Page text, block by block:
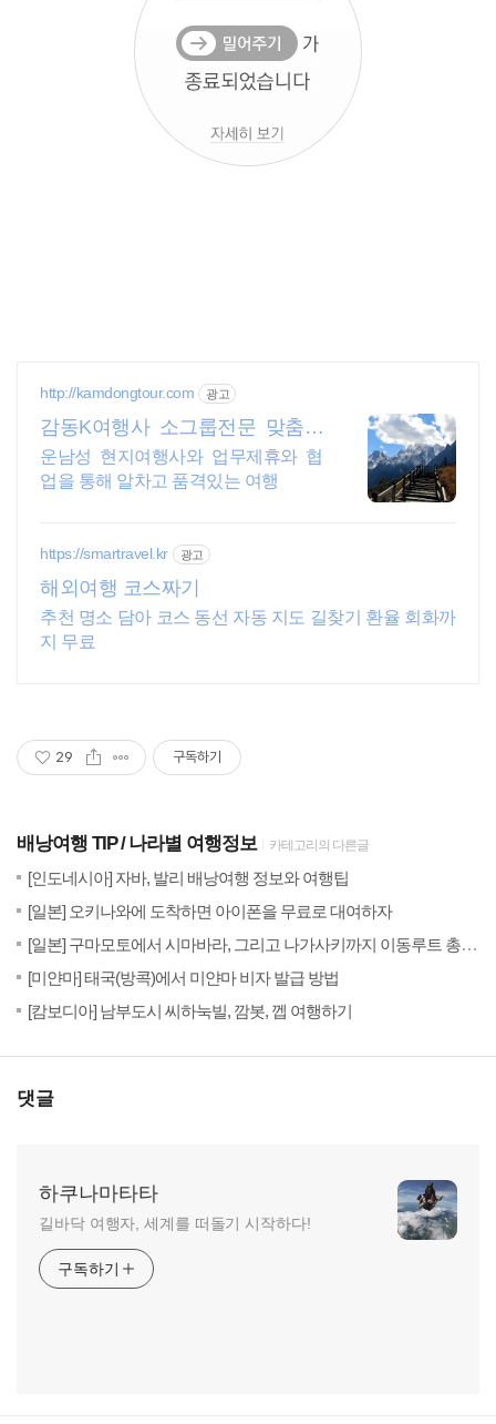
http://kamdongtour.com 광고
감동K여행사 소그룹전문 맞춤여
행 및 패키지여행
운남성 현지여행사와 업무제휴와 협
업을 통해 알차고 품격있는 여행
https://smartravel.kr 광고
해외여행 코스짜기
추천 명소 담아 코스 동선 자동 지도 길찾기 환율 회화까
지 무료
29 구독하기
배낭여행 TIP 나라별 여행정보 카테고리의 다른글
[인도네시아] 자바, 발리 배낭여행 정보와 여행팁
[일본] 오키나와에 도착하면 아이폰을 무료로 대여하자
[일본] 구마모토에서 시마바라, 그리고 나가사키까지 이동루트 총정리
[미얀마] 태국(방콕)에서 미얀마 비자 발급 방법
[캄보디아] 남부도시 씨하눅빌, 깜봇, 껩 여행하기
댓글
하쿠나마타타
길바닥 여행자, 세계를 떠돌기 시작하다!
구독하기